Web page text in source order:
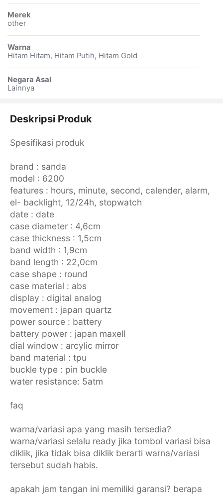
Merek
other
Warna
Hitam Hitam, Hitam Putih, Hitam Gold
Negara Asal
Lainnya
Deskripsi Produk
Spesifikasi produk
brand : sanda
model : 6200
features : hours, minute, second, calender, alarm,
el- backlight, 12/24h, stopwatch
date : date
case diameter : 4,6cm
case thickness : 1,5cm
band width : 1,9cm
band length : 22,0cm
case shape : round
case material : abs
display : digital analog
movement : japan quartz
power source : battery
battery power : japan maxell
dial window : arcylic mirror
band material : tpu
buckle type : pin buckle
water resistance: 5atm
faq
warna/variasi apa yang masih tersedia?
warna/variasi selalu ready jika tombol variasi bisa
diklik, jika tidak bisa diklik berarti warna/variasi
tersebut sudah habis.
apakah jam tangan ini memiliki garansi? berapa